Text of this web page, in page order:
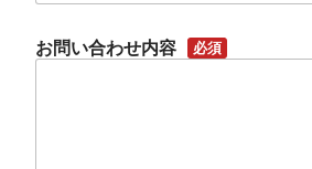
お問い合わせ内容 必須